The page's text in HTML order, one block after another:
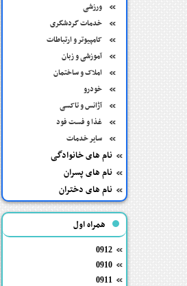
ورزشی
خدمات گردشگری
کامپیوتر و ارتباطات
آموزشی و زبان
املاک و ساختمان
خودرو
آژانس و تاکسی
غذا و فست فود
سایر خدمات
نام های خانوادگی
نام های پسران
نام های دختران
همراه اول
0912
0910
0911